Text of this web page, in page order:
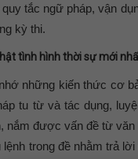
tắc ngữ pháp, vận
kỳ thi.
tình hình thời sự mới
những kiến thức cơ
tu từ và tác dụng,
nắm được vấn đề từ
trong đề nhằm trả